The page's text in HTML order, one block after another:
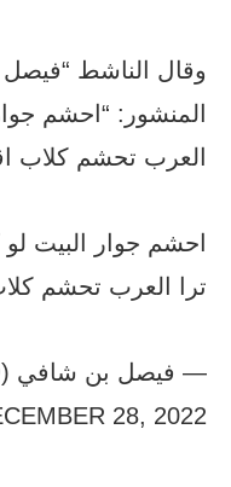
وقال الناشط
المنشور: “احشم
العرب تحشم كلاب
احشم جوار البيت
ترا العرب تحشم
28, 2022